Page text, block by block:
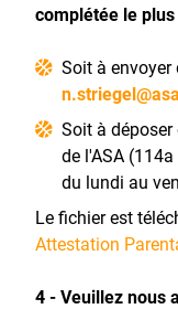
complétée le
Soit à
Soit à
de l'ASA
du lundi au
Le fichier est
Attestation
4 - Veuillez nous